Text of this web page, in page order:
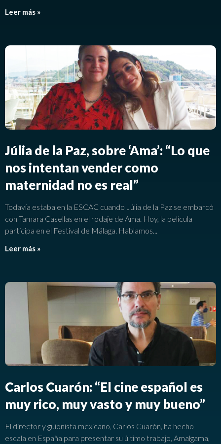
Leer más »
Júlia de la Paz, sobre ‘Ama’: “Lo que
nos intentan vender como
maternidad no es real”
Todavía estaba en la ESCAC cuando Júlia de la Paz se embarcó
con Tamara Casellas en el rodaje de Ama. Hoy, la película
participa en el Festival de Málaga. Hablamos
Leer más »
Carlos Cuarón: “El cine español es
muy rico, muy vasto y muy bueno”
El director y guionista mexicano, Carlos Cuarón, ha hecho
escala en España para presentar su último trabajo, Amalgama,